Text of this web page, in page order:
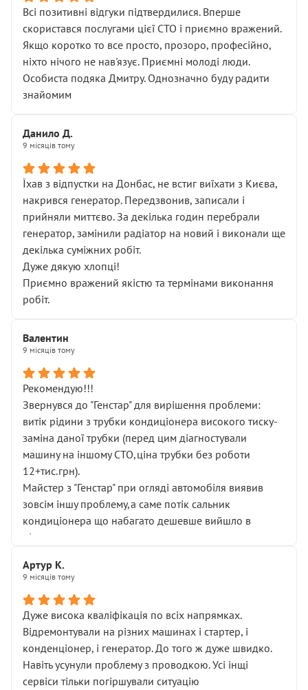
Всі позитивні відгуки підтвердилися. Вперше
скористався послугами цієї СТО і приємно вражений.
Якщо коротко то все просто, прозоро, професійно,
ніхто нічого не нав'язує. Приємні молоді люди.
Особиста подяка Дмитру. Однозначно буду радити
знайомим
Данило Д.
9 місяців тому
Їхав з відпустки на Донбас, не встиг виїхати з Києва,
накрився генератор. Передзвонив, записали і
прийняли миттєво. За декілька годин перебрали
генератор, замінили радіатор на новий і виконали ще
декілька суміжних робіт.
Дуже дякую хлопці!
Приємно вражений якістю та термінами виконання
робіт.
Валентин
9 місяців тому
Рекомендую!!!
Звернувся до "Генстар" для вирішення проблеми:
витік рідини з трубки кондиціонера високого тиску-
заміна даної трубки (перед цим діагностували
машину на іншому СТО,ціна трубки без роботи
12+тис.грн).
Майстер з "Генстар" при огляді автомобіля виявив
зовсім іншу проблему,а саме потік сальник
кондиціонера що набагато дешевше вийшло в
підсумку.
Артур К.
9 місяців тому
Дуже висока кваліфікація по всіх напрямках.
Відремонтували на різних машинах і стартер, і
конденціонер, і генератор. До того ж дуже швидко.
Навіть усунули проблему з проводкою. Усі інщі
сервіси тільки погіршували ситуацію